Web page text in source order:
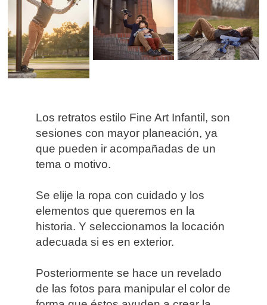
Los retratos estilo Fine Art Infantil, son
sesiones con mayor planeación, ya
que pueden ir acompañadas de un
tema o motivo.
Se elije la ropa con cuidado y los
elementos que queremos en la
historia. Y seleccionamos la locación
adecuada si es en exterior.
Posteriormente se hace un revelado
de las fotos para manipular el color de